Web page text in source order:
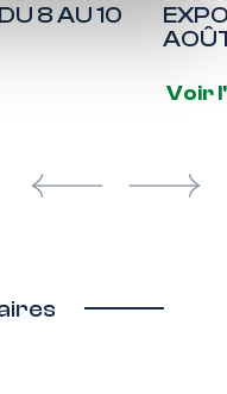
8 AU 10
Voir
Next